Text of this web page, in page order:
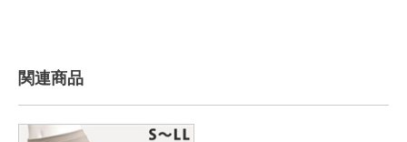
関連商品